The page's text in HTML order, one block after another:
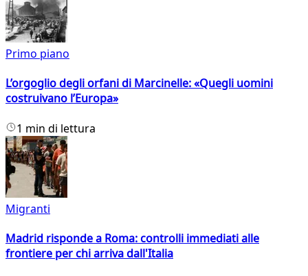
Primo piano
L’orgoglio degli orfani di Marcinelle: «Quegli uomini
costruivano l’Europa»
1 min di lettura
Migranti
Madrid risponde a Roma: controlli immediati alle
frontiere per chi arriva dall'Italia